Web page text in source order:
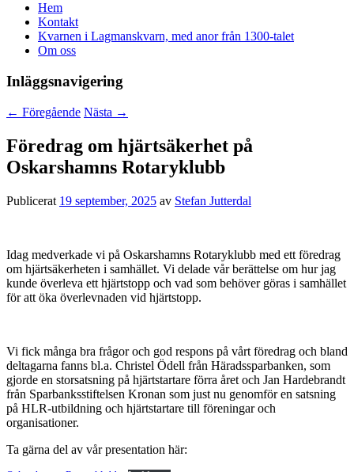
Hem
Kontakt
Kvarnen i Lagmanskvarn, med anor från 1300-talet
Om oss
Inläggsnavigering
← Föregående Nästa →
Föredrag om hjärtsäkerhet på
Oskarshamns Rotaryklubb
Publicerat 19 september, 2025 av Stefan Jutterdal
Idag medverkade vi på Oskarshamns Rotaryklubb med ett föredrag
om hjärtsäkerheten i samhället. Vi delade vår berättelse om hur jag
kunde överleva ett hjärtstopp och vad som behöver göras i samhället
för att öka överlevnaden vid hjärtstopp.
Vi fick många bra frågor och god respons på vårt föredrag och bland
deltagarna fanns bl.a. Christel Ödell från Häradssparbanken, som
gjorde en storsatsning på hjärtstartare förra året och Jan Hardebrandt
från Sparbanksstiftelsen Kronan som just nu genomför en satsning
på HLR-utbildning och hjärtstartare till föreningar och
organisationer.
Ta gärna del av vår presentation här: